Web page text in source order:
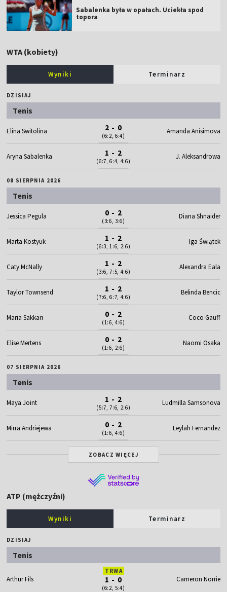
Sabalenka była w opałach. Uciekła spod
topora
WTA (kobiety)
Wyniki Terminarz
DZISIAJ
Tenis
Elina Switolina 2 - 0
(6:2, 6:4)
Amanda Anisimova
Aryna Sabalenka 1 - 2
(6:7, 6:4, 4:6)
J. Aleksandrowa
08 SIERPNIA 2026
Tenis
Jessica Pegula 0 - 2
(3:6, 3:6)
Diana Shnaider
Marta Kostyuk 1 - 2
(6:3, 1:6, 2:6)
Iga Świątek
Caty McNally 1 - 2
(3:6, 7:5, 4:6)
Alexandra Eala
Taylor Townsend 1 - 2
(7:6, 6:7, 4:6)
Belinda Bencic
Maria Sakkari 0 - 2
(1:6, 4:6)
Coco Gauff
Elise Mertens 0 - 2
(1:6, 2:6)
Naomi Osaka
07 SIERPNIA 2026
Tenis
Maya Joint 1 - 2
(5:7, 7:6, 2:6)
Ludmilla Samsonova
Mirra Andriejewa 0 - 2
(1:6, 4:6)
Leylah Fernandez
ZOBACZ WIĘCEJ
ATP (mężczyźni)
Wyniki Terminarz
DZISIAJ
Tenis
Arthur Fils
TRWA
1 - 0
(6:2, 5:4)
Cameron Norrie